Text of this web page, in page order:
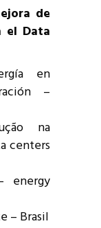
de
el Data
en
–
na
centers
energy
– Brasil